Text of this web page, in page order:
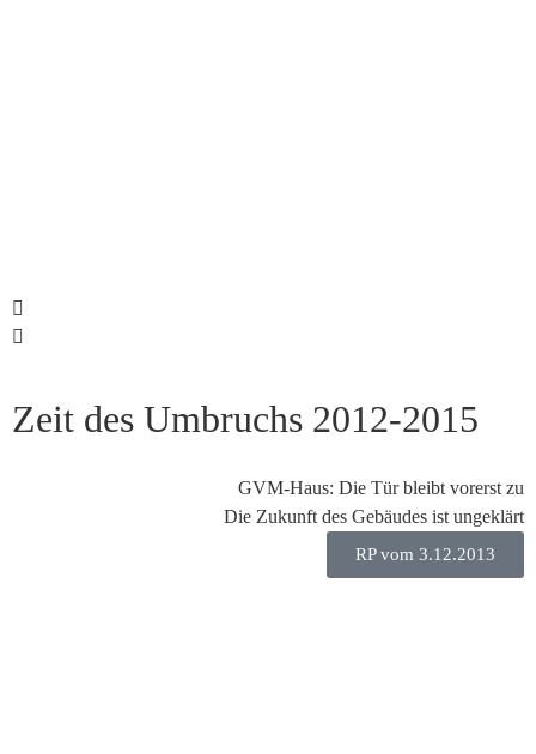
Zeit des Umbruchs 2012-2015
GVM-Haus: Die Tür bleibt vorerst zu
Die Zukunft des Gebäudes ist ungeklärt
RP vom 3.12.2013